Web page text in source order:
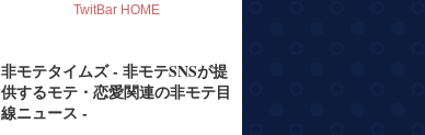
TwitBar HOME
非モテタイムズ - 非モテSNSが提
供するモテ・恋愛関連の非モテ目
線ニュース -